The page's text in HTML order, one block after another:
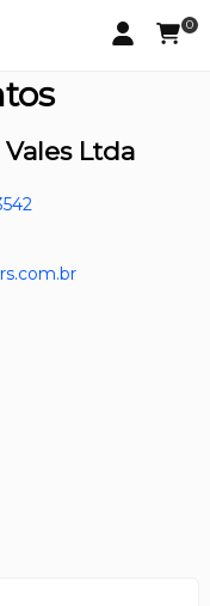
0
Tratores e
Ltda